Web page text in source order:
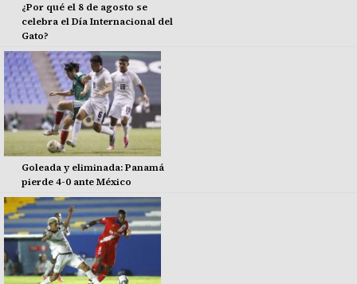
¿Por qué el 8 de agosto se
celebra el Día Internacional del
Gato?
Goleada y eliminada: Panamá
pierde 4-0 ante México